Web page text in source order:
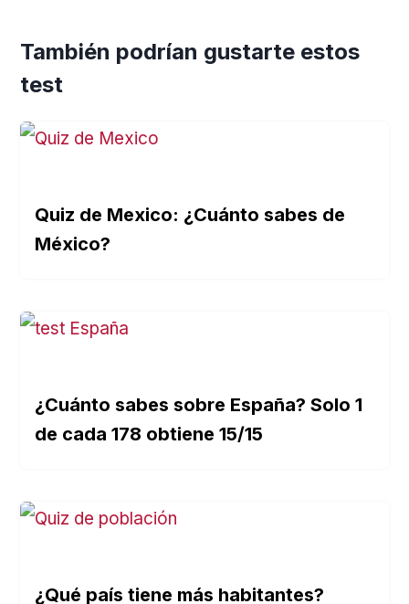
También podrían gustarte estos
test
Quiz de Mexico: ¿Cuánto sabes de
México?
¿Cuánto sabes sobre España? Solo 1
de cada 178 obtiene 15/15
¿Qué país tiene más habitantes?